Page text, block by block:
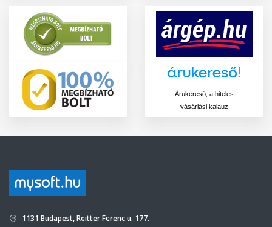
Árukereső, a hiteles
vásárlási kalauz
1131 Budapest, Reitter Ferenc u. 177.